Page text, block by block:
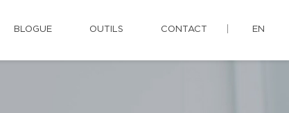
BLOGUE OUTILS CONTACT EN